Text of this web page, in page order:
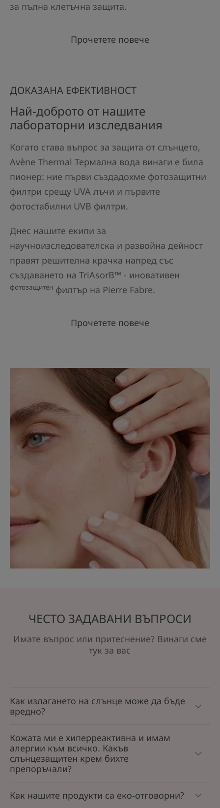
за пълна клетъчна защита.
Прочетете повече
ДОКАЗАНА ЕФЕКТИВНОСТ
Най-доброто от нашите
лабораторни изследвания
Когато става въпрос за защита от слънцето,
Avène Thermal Термална вода винаги е била
пионер: ние първи създадохме фотозащитни
филтри срещу UVA лъчи и първите
фотостабилни UVB филтри.
Днес нашите екипи за
научноизследователска и развойна дейност
правят решителна крачка напред със
създаването на TriAsorB™ - иновативен
фотозащитен филтър на Pierre Fabre.
Прочетете повече
ЧЕСТО ЗАДАВАНИ ВЪПРОСИ
Имате въпрос или притеснение? Винаги сме
тук за вас
Как излагането на слънце може да бъде
вредно?
Кожата ми е хиперреактивна и имам
алергии към всичко. Какъв
слънцезащитен крем бихте
препоръчали?
Как нашите продукти са еко-отговорни?